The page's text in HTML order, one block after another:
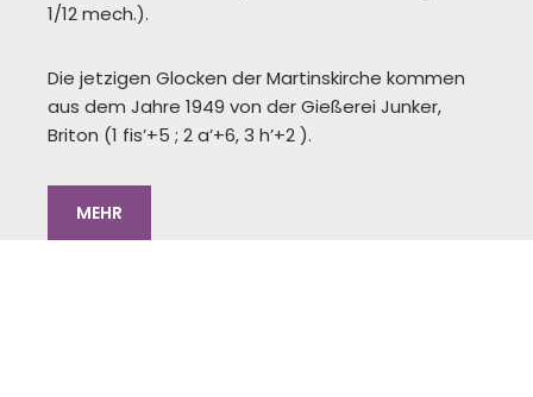
1/12 mech.).
Die jetzigen Glocken der Martinskirche kommen
aus dem Jahre 1949 von der Gießerei Junker,
Briton (1 fis’+5 ; 2 a’+6, 3 h’+2 ).
MEHR